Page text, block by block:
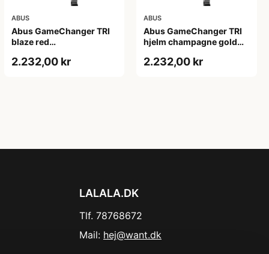
ABUS
Abus GameChanger TRI
blaze red
cm)
2.232,00 kr
ABUS
Abus GameChanger TRI
hjelm champagne gold
cm)
2.232,00 kr
LALALA.DK
Tlf. 78768672
Mail: hej@want.dk